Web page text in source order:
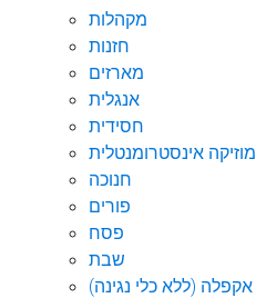
מקהלות
חזנות
מארזים
אנגלית
חסידית
מוזיקה אינסטרומנטלית
חנוכה
פורים
פסח
שבת
אקפלה (ללא כלי נגינה)